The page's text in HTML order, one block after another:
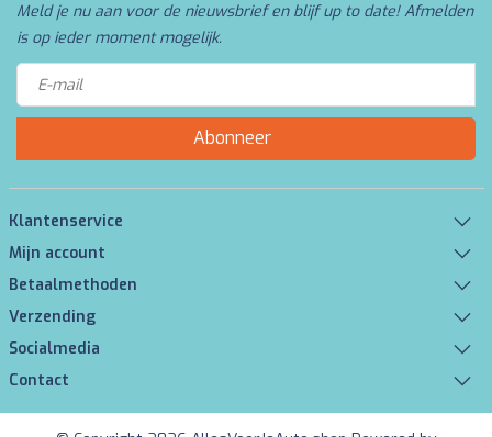
Meld je nu aan voor de nieuwsbrief en blijf up to date! Afmelden
is op ieder moment mogelijk.
Abonneer
Klantenservice
Mijn account
Betaalmethoden
Verzending
Socialmedia
Contact